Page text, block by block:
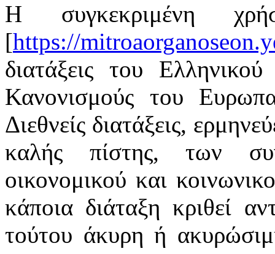
Η συγκεκριμένη
[https://
διατάξεις του
Κανονισμούς του
Διεθνείς διατάξεις,
καλής πίστης, των
οικονομικού και
κάποια διάταξη κριθεί
τούτου άκυρη ή